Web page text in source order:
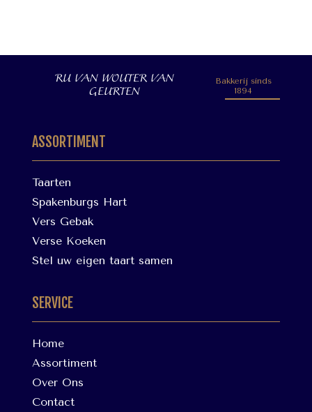
RU VAN WOUTER VAN
GEURTEN
Bakkerij sinds
1894
ASSORTIMENT
Taarten
Spakenburgs Hart
Vers Gebak
Verse Koeken
Stel uw eigen taart samen
SERVICE
Home
Assortiment
Over Ons
Contact